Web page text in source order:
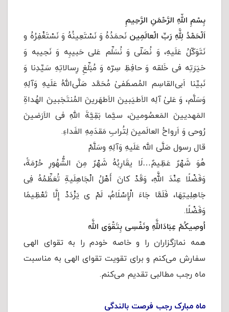
بِسْمِ اللّهِ الرَّحْمَنِ الرَّحِیمِ
اَلْحَمْدُ لِلَّهِ رَبِّ الْعالَمِین نَحمَدُهُ وَ نَسْتَعِینُهُ وَ نَسْتَغْفِرُهُ و
نَتَوَکّلُ عَلَیهِ، وَ نُصَلّی وَ نُسَلِّم عَلی حَبیبِه وَ نَجیبه وَ
خیَرَتِه فی خَلقه وَ حافِظِ سِرّه وَ مُبَلِّغِ رِسالاتِهِ سَیِّدِنا وَ
نَبیِّنا اَبی‌القاسِم المُصطَفیٰ مُحَمَّد صَلَّى‌اللهُ عَلَیهِ وَآلِهِ
وَسَلَّم، وَ عَلیٰ آلِه الاَطیَبینَ الاَطهَرینَ المُنتَجَبینَ الهُداةِ
المَهدیینَ المَعصُومینَ، سیَّما بَقِیَّةَ اللهِ فی الاَرَضینَ
رُوحی وَ اَرواحُ العالَمینَ لِتُرابِ مَقدَمِهِ الفَداءِ.
قال رسول صَلَّى الله عَلَیهِ وَآلِهِ وسَلَّمْ
هُوَ شَهْرٌ عَظِیمٌ…لَا یقَارِبُهُ شَهْرٌ مِنَ الشُّهُورِ حُرْمَةً،
وَفَضْلًا عِنْدَ اللَّهِ، وَقَدْ کانَ أَهْلُ الْجَاهِلَیةِ تُعَظِّمُهُ فِی
جَاهِلِیتِهَا، فَلَمَّا جَاءَ الْإِسْلَامُ، لَمْ ی یَزْدَدْ إِلَّا تَعْظِیمًا
وَفَضْلًا.
اُوصِیكُمْ عِبَادَاللَّهِ ونَفْسِی بِتَقْوَى اللَّه
همه نمازگزاران را و خاصه خودم را به تقوای الهی
سفارش می‌کنم و برای تقویت تقوای الهی به مناسبت
ماه رجب مطالبی تقدیم می‌کنم.
ماه مبارک رجب فرصت بالندگی